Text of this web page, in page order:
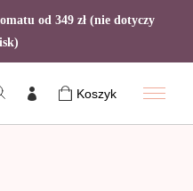
od 349 zł (nie dotyczy
Koszyk